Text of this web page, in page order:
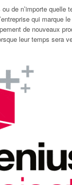
de n’importe quelle
qui marque
de nouveaux
leur temps sera